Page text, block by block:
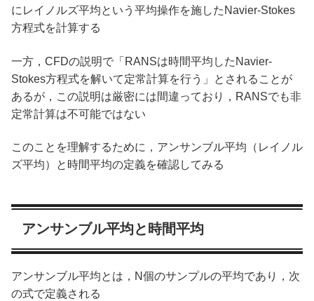
にレイノルズ平均という平均操作を施したNavier-Stokes
方程式を計算する
一方，CFDの説明で「RANSは時間平均したNavier-
Stokes方程式を解いて定常計算を行う」とされることが
あるが，この説明は厳密には間違っており，RANSでも非
定常計算は不可能ではない
このことを理解するために，アンサンブル平均（レイノル
ズ平均）と時間平均の定義を確認してみる
アンサンブル平均と時間平均
アンサンブル平均とは，N個のサンプルの平均であり，次
の式で定義される